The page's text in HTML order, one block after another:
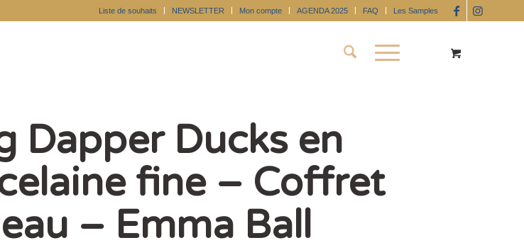
Liste de souhaits NEWSLETTER Mon compte AGENDA 2025 FAQ Les Samples
Dapper Ducks en
fine – Coffret
– Emma Ball